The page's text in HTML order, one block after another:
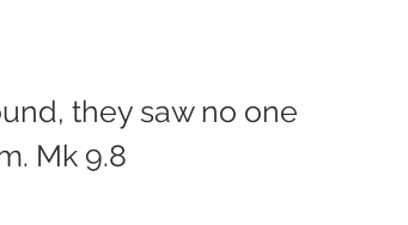
they saw no one
Mk 9.8